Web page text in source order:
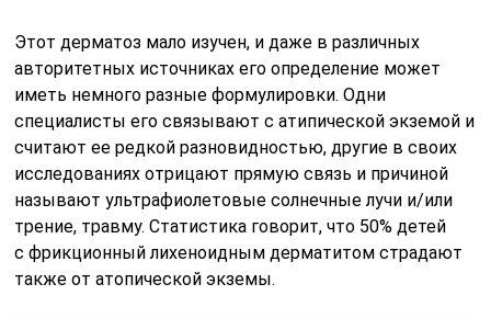
Этот дерматоз мало изучен, и даже в различных
авторитетных источниках его определение может
иметь немного разные формулировки. Одни
специалисты его связывают с атипической экземой и
считают ее редкой разновидностью, другие в своих
исследованиях отрицают прямую связь и причиной
называют ультрафиолетовые солнечные лучи и/или
трение, травму. Статистика говорит, что 50% детей
с фрикционный лихеноидным дерматитом страдают
также от атопической экземы.